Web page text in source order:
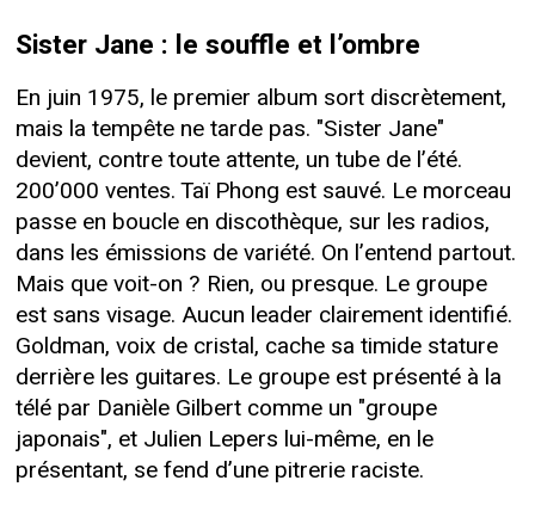
Sister Jane : le souffle et l’ombre
En juin 1975, le premier album sort discrètement,
mais la tempête ne tarde pas. "Sister Jane"
devient, contre toute attente, un tube de l’été.
200’000 ventes. Taï Phong est sauvé. Le morceau
passe en boucle en discothèque, sur les radios,
dans les émissions de variété. On l’entend partout.
Mais que voit-on ? Rien, ou presque. Le groupe
est sans visage. Aucun leader clairement identifié.
Goldman, voix de cristal, cache sa timide stature
derrière les guitares. Le groupe est présenté à la
télé par Danièle Gilbert comme un "groupe
japonais", et Julien Lepers lui-même, en le
présentant, se fend d’une pitrerie raciste.